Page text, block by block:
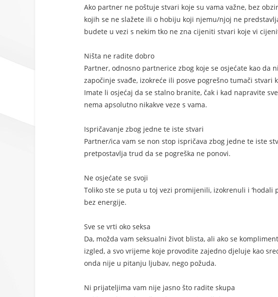
Ako partner ne poštuje stvari koje su vama važne, bez
kojih se ne slažete ili o hobiju koji njemu/njoj ne
budete u vezi s nekim tko ne zna cijeniti stvari koje vi
Ništa ne radite dobro
Partner, odnosno partnerice zbog koje se osjećate kao da
započinje svađe, izokreće ili posve pogrešno tumači
Imate li osjećaj da se stalno branite, čak i kad napravite
nema apsolutno nikakve veze s vama.
Ispričavanje zbog jedne te iste stvari
Partner/ica vam se non stop ispričava zbog jedne te iste
pretpostavlja trud da se pogreška ne ponovi.
Ne osjećate se svoji
Toliko ste se puta u toj vezi promijenili, izokrenuli i ‘hodali
bez energije.
Sve se vrti oko seksa
Da, možda vam seksualni život blista, ali ako se
izgled, a svo vrijeme koje provodite zajedno djeluje kao
onda nije u pitanju ljubav, nego požuda.
Ni prijateljima vam nije jasno što radite skupa